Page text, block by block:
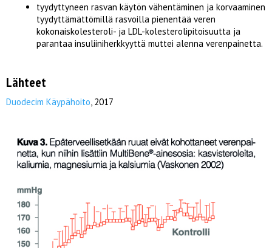
tyydyttyneen rasvan käytön vähentäminen ja korvaaminen
tyydyttämättömillä rasvoilla pienentää veren
kokonaiskolesteroli- ja LDL-kolesterolipitoisuutta ja
parantaa insuliiniherkkyyttä muttei alenna verenpainetta.
Lähteet
Duodecim Käypähoito, 2017